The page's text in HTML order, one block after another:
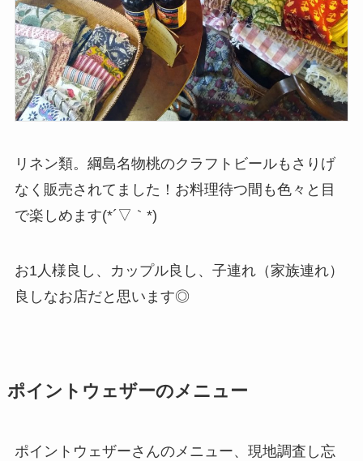
リネン類。綱島名物桃のクラフトビールもさりげ
なく販売されてました！お料理待つ間も色々と目
で楽しめます(*´▽｀*)
お1人様良し、カップル良し、子連れ（家族連れ）
良しなお店だと思います◎
ポイントウェザーのメニュー
ポイントウェザーさんのメニュー、現地調査し忘